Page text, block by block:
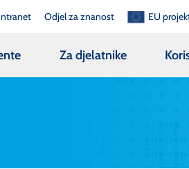
Odjel za znanost EU
Za djelatnike